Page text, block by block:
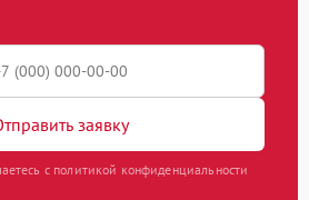
заявку
с политикой конфиденциальности